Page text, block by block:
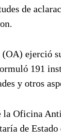
de
ejerció
191
y otros
Oficina
de